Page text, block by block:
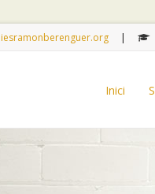
Inici